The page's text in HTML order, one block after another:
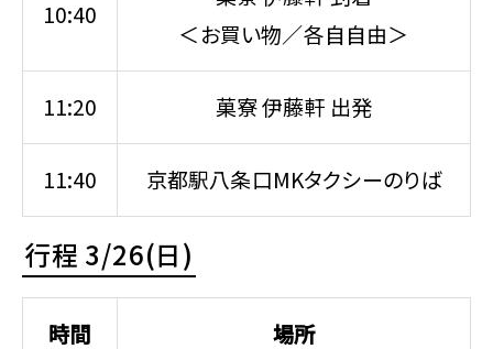
10:40
＜お買い物／各自自由＞
11:20 菓寮 伊藤軒 出発
11:40 京都駅八条口MKタクシーのりば
行程 3/26(日)
時間 場所